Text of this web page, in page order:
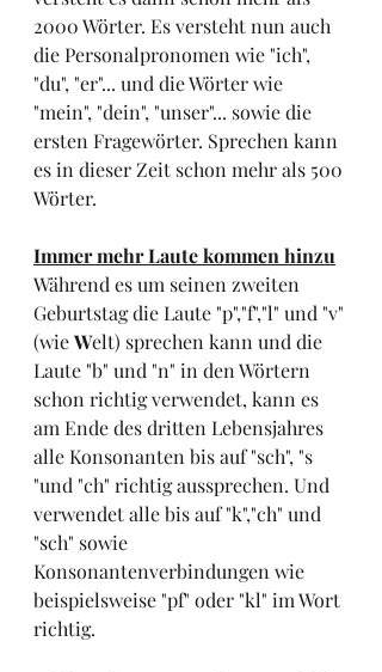
2000 Wörter. Es versteht nun auch
die Personalpronomen wie "ich",
"du", "er"... und die Wörter wie
"mein", "dein", "unser"... sowie die
ersten Fragewörter. Sprechen kann
es in dieser Zeit schon mehr als 500
Wörter.
Immer mehr Laute kommen hinzu
Während es um seinen zweiten
Geburtstag die Laute "p","f","l" und "v"
(wie Welt) sprechen kann und die
Laute "b" und "n" in den Wörtern
schon richtig verwendet, kann es
am Ende des dritten Lebensjahres
alle Konsonanten bis auf "sch", "s
"und "ch" richtig aussprechen. Und
verwendet alle bis auf "k","ch" und
"sch" sowie
Konsonantenverbindungen wie
beispielsweise "pf" oder "kl" im Wort
richtig.